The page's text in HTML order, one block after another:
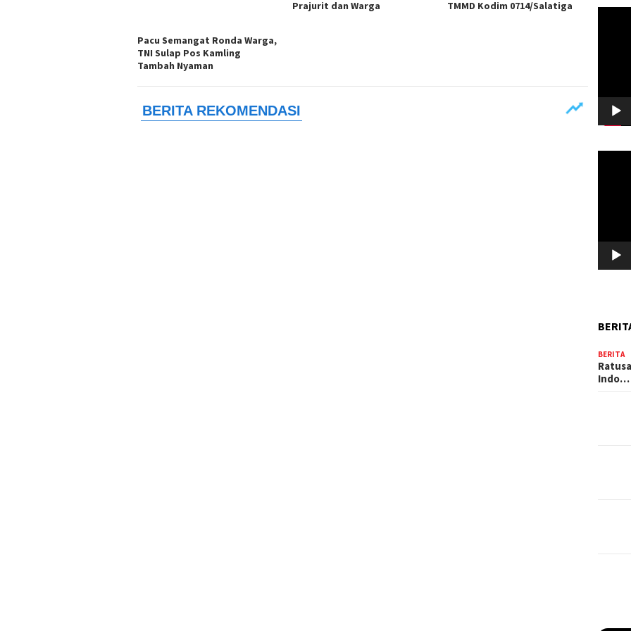
Prajurit dan Warga
TMMD Kodim 0714/Salatiga
Pacu Semangat Ronda Warga,
TNI Sulap Pos Kamling
Tambah Nyaman
BERITA
Indo…